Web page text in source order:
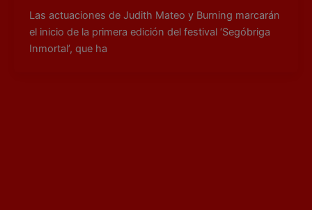
Las actuaciones de Judith Mateo y Burning marcarán
el inicio de la primera edición del festival ‘Segóbriga
Inmortal’, que ha